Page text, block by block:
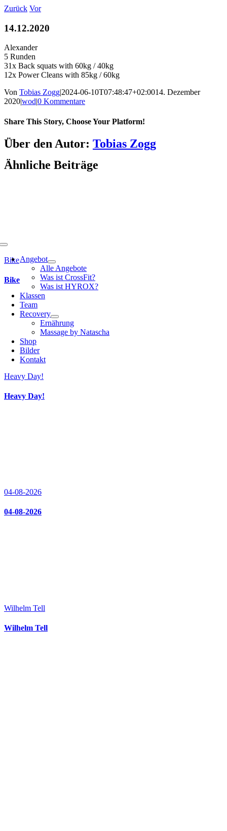
Zum
springen
Toggle
NavigationAngebot
Alle Angebote
Was ist CrossFit?
Was ist HYROX?
Klassen
Team
Recovery
Ernährung
Massage by Natascha
Shop
Bilder
Kontakt
Zurück Vor
14.12.2020
Alexander
5 Runden
31x Back squats with 60kg / 40kg
12x Power Cleans with 85kg / 60kg
Von Tobias Zogg|2024-06-10T07:48:47+02:0014. Dezember
2020|wod|0 Kommentare
Share This Story, Choose Your Platform!
Facebook
LinkedIn
WhatsApp
Telegram
Tumblr
Pinterest
Vk
Xing
E-
Mail
Über den Autor: Tobias Zogg
Ähnliche Beiträge
Bike
Bike
Heavy Day!
Heavy Day!
04-08-2026
04-08-2026
Wilhelm Tell
Wilhelm Tell